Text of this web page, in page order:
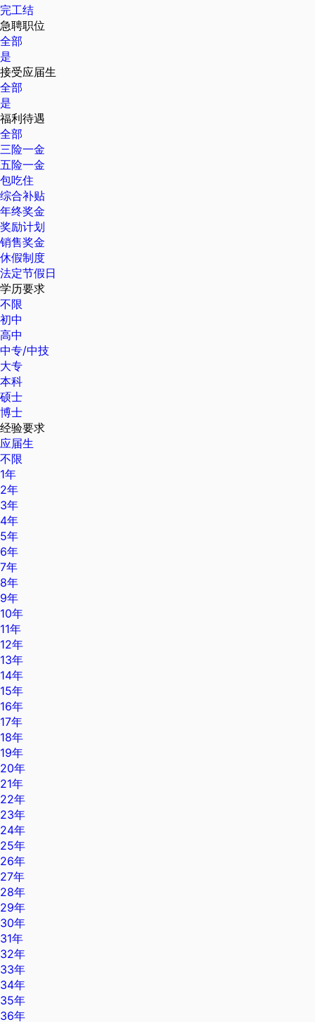
完工结
急聘职位
全部
是
接受应届生
全部
是
福利待遇
全部
三险一金
五险一金
包吃住
综合补贴
年终奖金
奖励计划
销售奖金
休假制度
法定节假日
学历要求
不限
初中
高中
中专/中技
大专
本科
硕士
博士
经验要求
应届生
不限
1年
2年
3年
4年
5年
6年
7年
8年
9年
10年
11年
12年
13年
14年
15年
16年
17年
18年
19年
20年
21年
22年
23年
24年
25年
26年
27年
28年
29年
30年
31年
32年
33年
34年
35年
36年